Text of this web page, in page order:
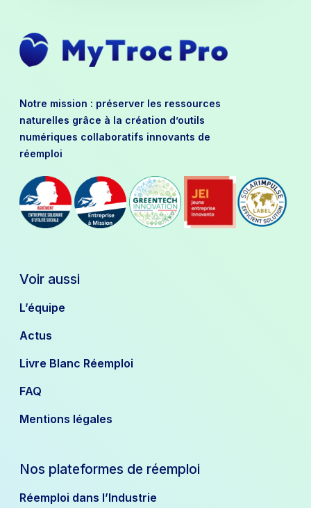
Notre mission : préserver les ressources
naturelles grâce à la création d’outils
numériques collaboratifs innovants de
réemploi
Voir aussi
L’équipe
Actus
Livre Blanc Réemploi
FAQ
Mentions légales
Nos plateformes de réemploi
Réemploi dans l’Industrie